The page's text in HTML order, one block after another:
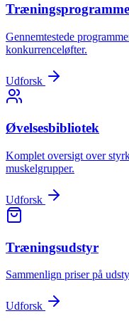
Gennemtestede
konkurrenceløfter.
Udforsk
Øvelsesbibliotek
Komplet oversigt over
muskelgrupper.
Udforsk
Træningsudstyr
Sammenlign priser på
Udforsk